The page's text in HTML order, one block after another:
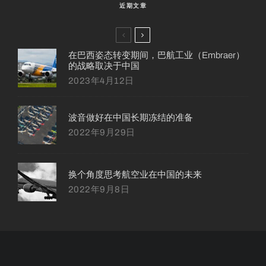
近期文章
在巴西姿态转变期间，巴航工业（Embraer）
的战略取决于中国
2023年4月12日
波音做好在中国长期冻结的准备
2022年9月29日
换个角度思考航空业在中国的未来
2022年9月8日